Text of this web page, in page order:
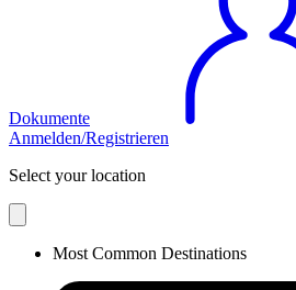
Dokumente
Anmelden/Registrieren
Select your location
Most Common Destinations